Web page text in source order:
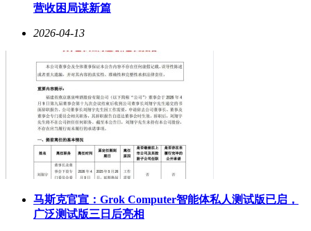
营收困局谋新篇
2026-04-13
马斯克官宣：Grok Computer智能体私人测试版已启，
广泛测试版三日后亮相